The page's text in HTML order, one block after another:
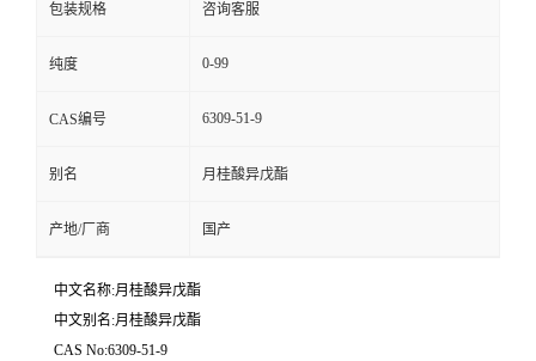
包装规格 咨询客服
纯度 0-99
CAS编号 6309-51-9
别名 月桂酸异戊酯
产地/厂商 国产
中文名称:月桂酸异戊酯
中文别名:月桂酸异戊酯
CAS No:6309-51-9